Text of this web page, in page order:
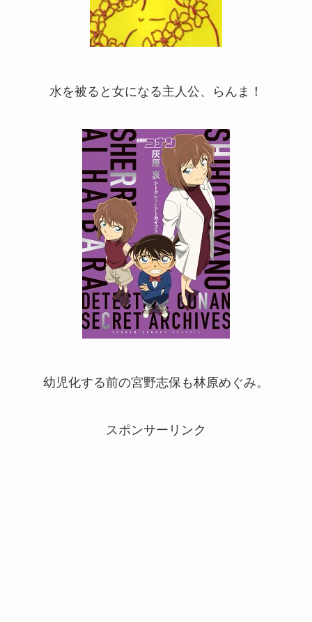
水を被ると女になる主人公、らんま！
幼児化する前の宮野志保も林原めぐみ。
スポンサーリンク